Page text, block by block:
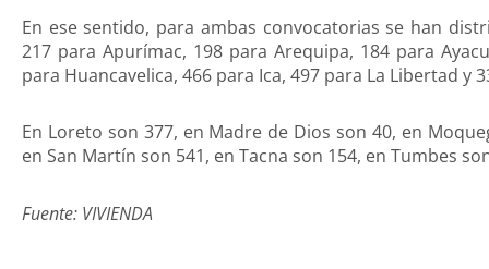
En ese sentido, para ambas convocatorias se han
217 para Apurímac, 198 para Arequipa, 184 para
para Huancavelica, 466 para Ica, 497 para La Libertad y
En Loreto son 377, en Madre de Dios son 40, en
en San Martín son 541, en Tacna son 154, en Tumbes
Fuente: VIVIENDA